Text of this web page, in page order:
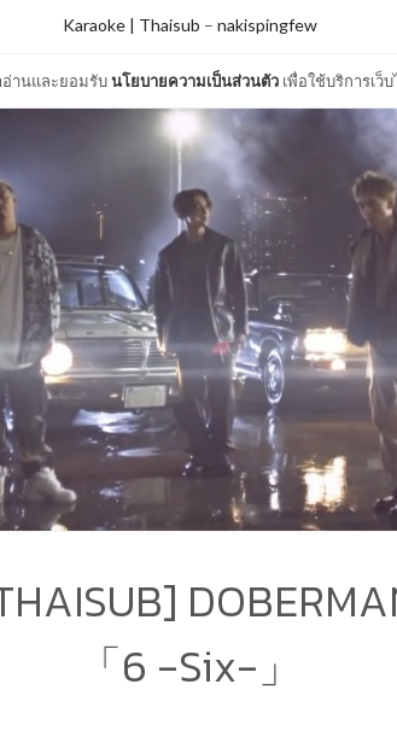
อ่านและยอมรับนโยบายความเป็นส่วนตัว เพื่อใช้บริการเว็
Karaoke | Thaisub – nakispingfew
「6 -Six-」